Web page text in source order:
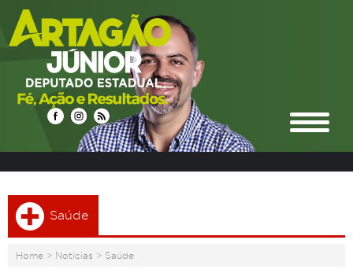
Saúde
Home > Notícias > Saúde